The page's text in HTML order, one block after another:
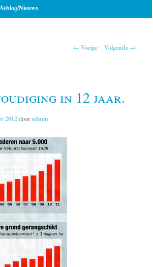
Nieuws
← Vorige Volgende →
in 12 jaar.
2012dooradmin